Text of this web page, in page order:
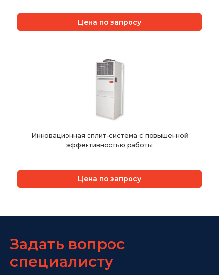
Цена по запросу
Инновационная сплит-система с повышенной
эффективностью работы
Цена по запросу
Задать вопрос
специалисту